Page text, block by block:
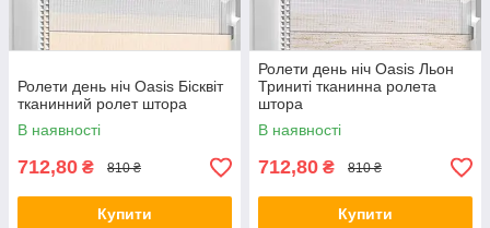
Ролети день ніч Oasis Бісквіт
тканинний ролет штора
В наявності
712,80 ₴ 810 ₴
Купити
Ролети день ніч Oasis Льон
Триниті тканинна ролета
штора
В наявності
712,80 ₴ 810 ₴
Купити